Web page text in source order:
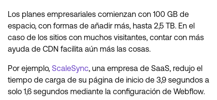
Los planes empresariales comienzan con 100 GB de
espacio, con formas de añadir más, hasta 2,5 TB. En el
caso de los sitios con muchos visitantes, contar con más
ayuda de CDN facilita aún más las cosas.
Por ejemplo, ScaleSync, una empresa de SaaS, redujo el
tiempo de carga de su página de inicio de 3,9 segundos a
solo 1,6 segundos mediante la configuración de Webflow.